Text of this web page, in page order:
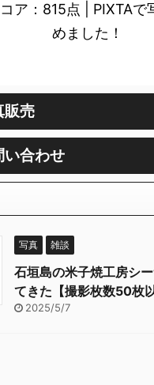
ア：815点 | PIXTAで
めました！
販売
い合わせ
写真 雑談
石垣島の米子焼工房シ
てきた【撮影枚数50枚以
2025/5/7